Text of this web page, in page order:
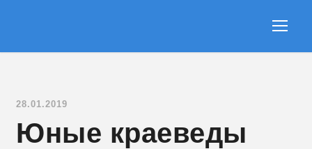
28.01.2019
Юные краеведы